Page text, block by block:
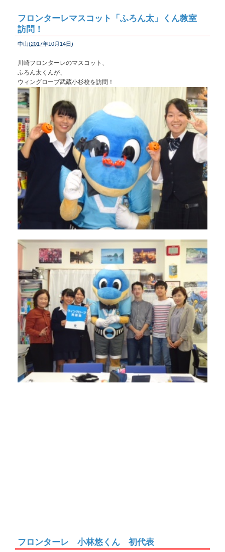
フロンターレマスコット「ふろん太」くん教室
訪問！
中山(2017年10月14日)
川崎フロンターレのマスコット、
ふろん太くんが、
ウィングローブ武蔵小杉校を訪問！
フロンターレ 小林悠くん 初代表